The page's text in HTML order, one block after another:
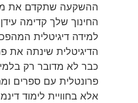
ההשקעה שתקדם את
החינוך שלך קדימה
למידה דיגיטלית
הדיגיטלית שינתה את
כבר לא מדובר רק
פרונטלית עם ספרים
אלא בחוויית לימוד